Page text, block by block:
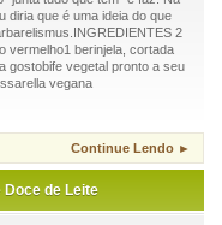
diria que é uma ideia do que
2
vermelho1 berinjela, cortada
gostobife vegetal pronto a seu
vegana
Continue Lendo ►
de Leite